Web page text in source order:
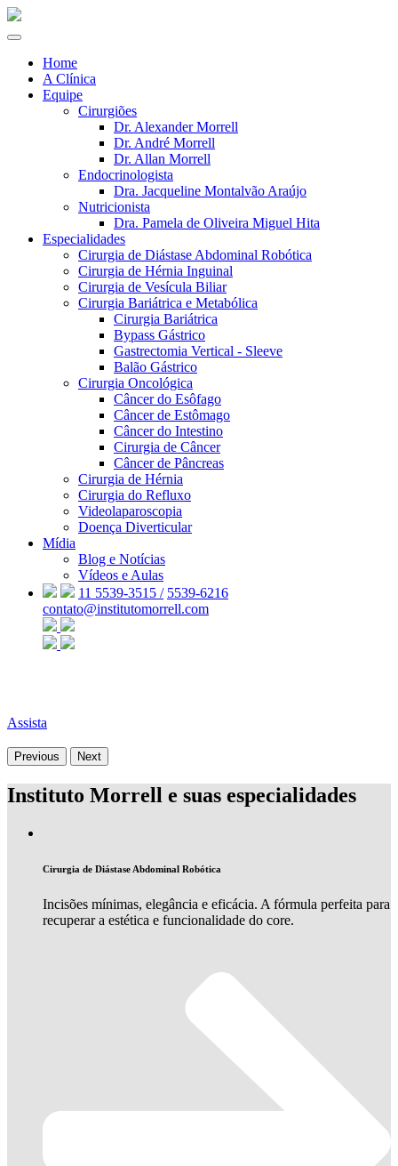
Home
A Clínica
Equipe
Cirurgiões
Dr. Alexander Morrell
Dr. André Morrell
Dr. Allan Morrell
Endocrinologista
Dra. Jacqueline Montalvão Araújo
Nutricionista
Dra. Pamela de Oliveira Miguel Hita
Especialidades
Cirurgia de Diástase Abdominal Robótica
Cirurgia de Hérnia Inguinal
Cirurgia de Vesícula Biliar
Cirurgia Bariátrica e Metabólica
Cirurgia Bariátrica
Bypass Gástrico
Gastrectomia Vertical - Sleeve
Balão Gástrico
Cirurgia Oncológica
Câncer do Esôfago
Câncer de Estômago
Câncer do Intestino
Cirurgia de Câncer
Câncer de Pâncreas
Cirurgia de Hérnia
Cirurgia do Refluxo
Videolaparoscopia
Doença Diverticular
Mídia
Blog e Notícias
Vídeos e Aulas
11 5539-3515 / 5539-6216
contato@institutomorrell.com
Assista
Previous Next
Instituto Morrell e suas especialidades
Cirurgia de Diástase Abdominal Robótica
Incisões mínimas, elegância e eficácia. A fórmula perfeita para
recuperar a estética e funcionalidade do core.